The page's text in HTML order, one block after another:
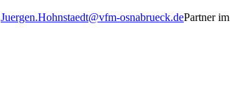
Juergen.Hohnstaedt@vfm-osnabrueck.dePartner im